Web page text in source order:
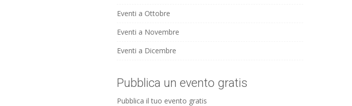
Eventi a Ottobre
Eventi a Novembre
Eventi a Dicembre
Pubblica un evento gratis
Pubblica il tuo evento gratis